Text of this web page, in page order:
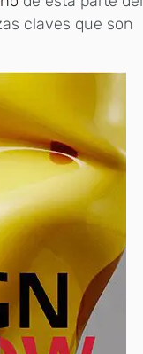
claves que son